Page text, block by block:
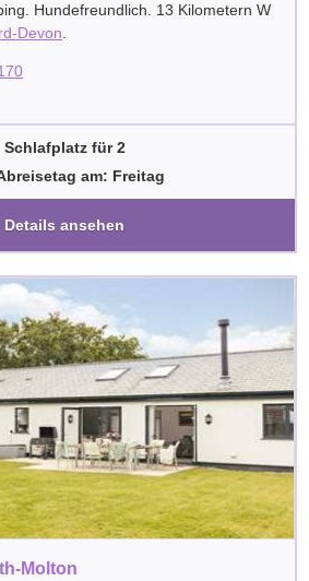
Hundefreundlich. 13 Kilometern W
Devon.
Schlafplatz für 2
am: Freitag
Details ansehen
Molton